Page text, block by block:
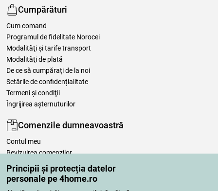
Principii și protecția datelor
personale pe 4home.ro
Cumpărături
Cum comand
Programul de fidelitate Norocei
Modalităţi şi tarife transport
Modalităţi de plată
De ce să cumpăraţi de la noi
Setările de confidențialitate
Termeni şi condiţii
Îngrijirea așternuturilor
Comenzile dumneavoastră
Contul meu
Revizuirea comenzilor
Reclamaţii
Retragere de la contract
Regulile de procesare a recenziilor